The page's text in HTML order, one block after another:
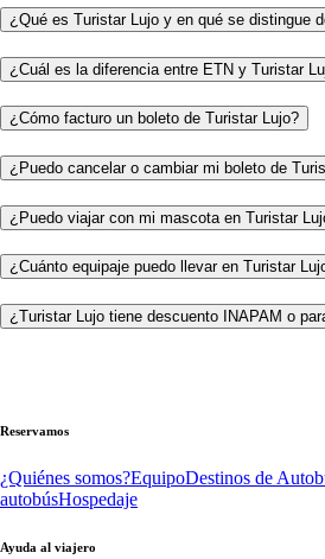
¿Qué es Turistar Lujo y en qué se distingue
¿Cuál es la diferencia entre ETN y Turistar
¿Cómo facturo un boleto de Turistar Lujo?
¿Puedo cancelar o cambiar mi boleto de
¿Puedo viajar con mi mascota en Turistar
¿Cuánto equipaje puedo llevar en Turistar
¿Turistar Lujo tiene descuento INAPAM o
Reservamos
¿Quiénes somos?EquipoDestinos de
autobúsHospedaje
Ayuda al viajero